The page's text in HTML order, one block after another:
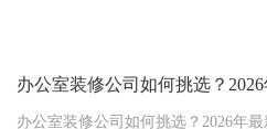
办公室装修公司如何挑选？
办公室装修公司如何挑选？2026年